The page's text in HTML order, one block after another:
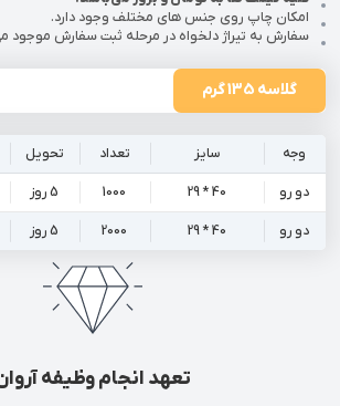
امکان چاپ روی جنس های مختلف وجود دارد.
سفارش به تیراژ دلخواه در مرحله ثبت سفارش موجود
گلاسه 135 گرم
وجه سایز تعداد تحویل
دو رو 40 * 29
1000 5 روز
دو رو 40 * 29
2000 5 روز
تعهد انجام وظیفه